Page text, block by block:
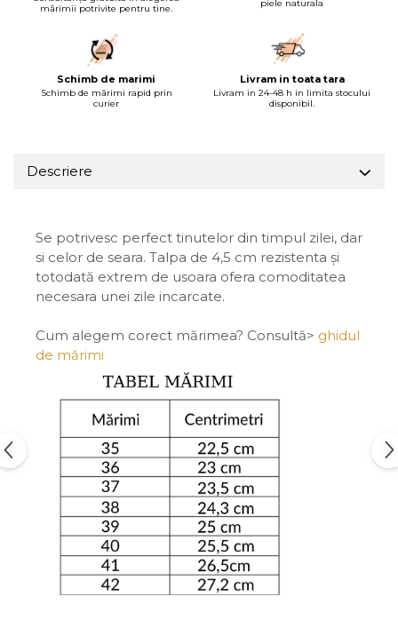
mărimii potrivite pentru tine.
piele naturala
Schimb de marimi
Schimb de mărimi rapid prin
curier
Livram in toata tara
Livram in 24-48 h in limita stocului
disponibil.
Descriere
Se potrivesc perfect tinutelor din timpul zilei, dar
si celor de seara. Talpa de 4,5 cm rezistenta și
totodată extrem de usoara ofera comoditatea
necesara unei zile incarcate.
Cum alegem corect mărimea? Consultă> ghidul
de mărimi